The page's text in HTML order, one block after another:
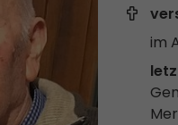
im